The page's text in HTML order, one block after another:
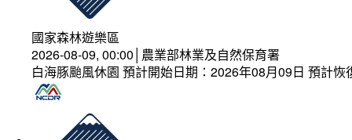
國家森林遊樂區
2026-08-09, 00:00│農業部林業及自然保育署
白海豚颱風休園 預計開始日期：2026年08月09日 預計